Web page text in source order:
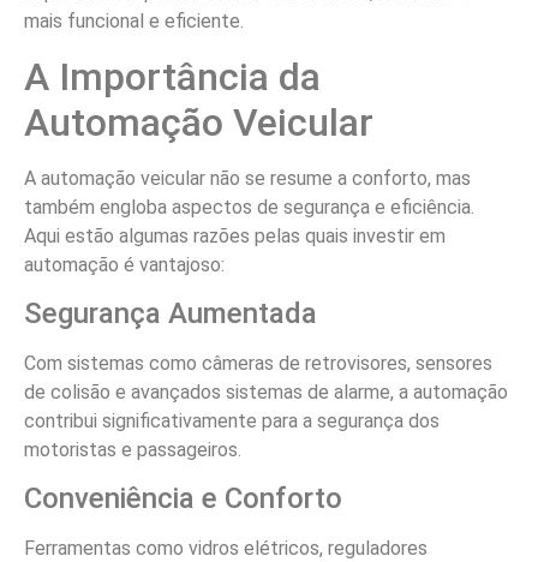
mais funcional e eficiente.
A Importância da
Automação Veicular
A automação veicular não se resume a conforto, mas
também engloba aspectos de segurança e eficiência.
Aqui estão algumas razões pelas quais investir em
automação é vantajoso:
Segurança Aumentada
Com sistemas como câmeras de retrovisores, sensores
de colisão e avançados sistemas de alarme, a automação
contribui significativamente para a segurança dos
motoristas e passageiros.
Conveniência e Conforto
Ferramentas como vidros elétricos, reguladores